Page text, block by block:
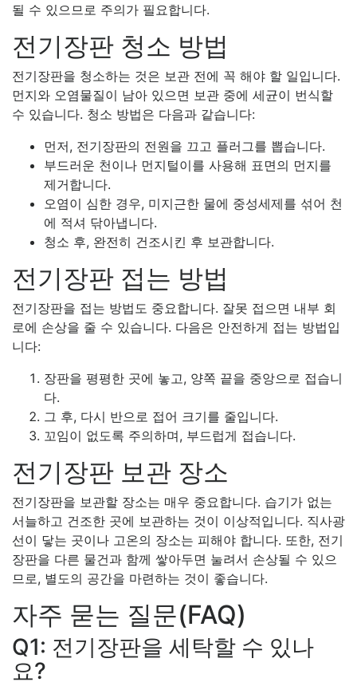
될 수 있으므로 주의가 필요합니다.
전기장판 청소 방법
전기장판을 청소하는 것은 보관 전에 꼭 해야 할 일입니다.
먼지와 오염물질이 남아 있으면 보관 중에 세균이 번식할
수 있습니다. 청소 방법은 다음과 같습니다:
먼저, 전기장판의 전원을 끄고 플러그를 뽑습니다.
부드러운 천이나 먼지털이를 사용해 표면의 먼지를
제거합니다.
오염이 심한 경우, 미지근한 물에 중성세제를 섞어 천
에 적셔 닦아냅니다.
청소 후, 완전히 건조시킨 후 보관합니다.
전기장판 접는 방법
전기장판을 접는 방법도 중요합니다. 잘못 접으면 내부 회
로에 손상을 줄 수 있습니다. 다음은 안전하게 접는 방법입
니다:
장판을 평평한 곳에 놓고, 양쪽 끝을 중앙으로 접습니
다.
그 후, 다시 반으로 접어 크기를 줄입니다.
꼬임이 없도록 주의하며, 부드럽게 접습니다.
전기장판 보관 장소
전기장판을 보관할 장소는 매우 중요합니다. 습기가 없는
서늘하고 건조한 곳에 보관하는 것이 이상적입니다. 직사광
선이 닿는 곳이나 고온의 장소는 피해야 합니다. 또한, 전기
장판을 다른 물건과 함께 쌓아두면 눌려서 손상될 수 있으
므로, 별도의 공간을 마련하는 것이 좋습니다.
자주 묻는 질문(FAQ)
Q1: 전기장판을 세탁할 수 있나
요?